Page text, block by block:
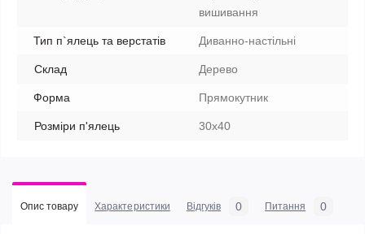
вишивання
Тип п`ялець та верстатів Диванно-настільні
Склад Дерево
Форма Прямокутник
Розміри п'ялець 30х40
Опис товару Характеристики Відгуків 0 Питання 0